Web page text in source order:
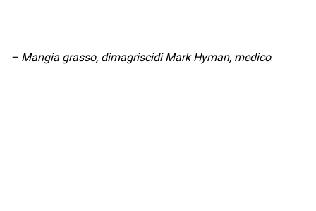
– Mangia grasso, dimagriscidi Mark Hyman, medico.